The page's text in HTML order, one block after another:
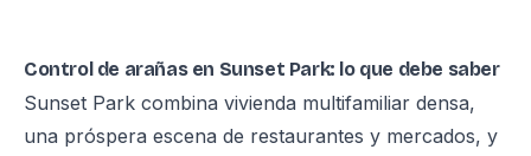
Control de arañas en Sunset Park: lo que debe saber
Sunset Park combina vivienda multifamiliar densa,
una próspera escena de restaurantes y mercados, y